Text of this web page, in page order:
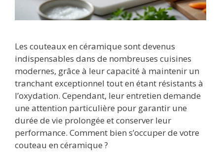
Les couteaux en céramique sont devenus
indispensables dans de nombreuses cuisines
modernes, grâce à leur capacité à maintenir un
tranchant exceptionnel tout en étant résistants à
l’oxydation. Cependant, leur entretien demande
une attention particulière pour garantir une
durée de vie prolongée et conserver leur
performance. Comment bien s’occuper de votre
couteau en céramique ?